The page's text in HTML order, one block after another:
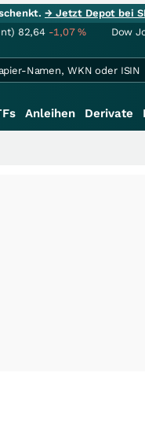
→ Jetzt Depot bei
82,64 -1,07% Dow
Anleihen Derivate